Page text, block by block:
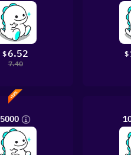
$6.52
7.40
$
5000